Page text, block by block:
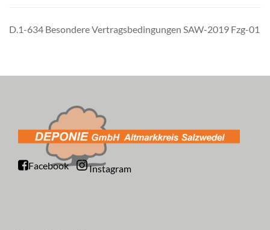
D.1-634 Besondere Vertragsbedingungen SAW-2019 Fzg-01
Facebook Instagram